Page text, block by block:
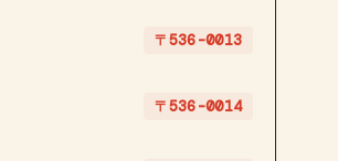
〒536-0013
〒536-0014